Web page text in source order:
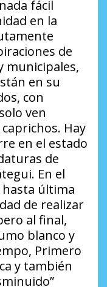
fácil
en la
de
municipales,
en su
con
ven
Hay
en el estado
de
En el
última
de realizar
al final,
blanco y
Primero
y también